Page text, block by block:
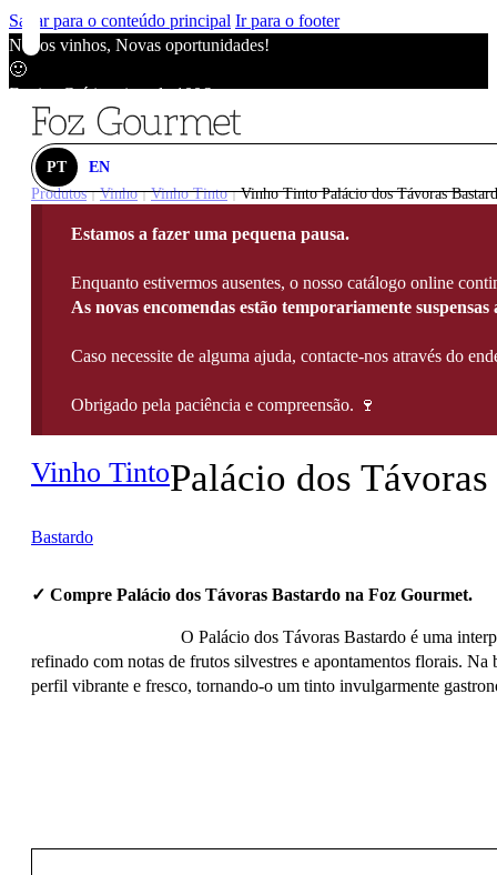
Saltar para o conteúdo principal Ir para o footer
Novos vinhos, Novas oportunidades!
🙂
Envios Grátis acima de 100€
Novos vinhos, Novas oportunidades!
Envios Grátis acima de 100€
Novos vinhos, Novas oportunidades!
Envios Grátis acima de 100€
PT
EN
Produtos | Vinho | Vinho Tinto | Vinho Tinto Palácio dos Távoras
Estamos a fazer uma pequena pausa.
Enquanto estivermos ausentes, o nosso catálogo online
As novas encomendas estão temporariamente suspensas
Caso necessite de alguma ajuda, contacte-nos através do
Obrigado pela paciência e compreensão. 🍷
Vinho TintoPalácio dos Távoras
Bastardo
✓ Compre Palácio dos Távoras Bastardo na Foz Gourmet.
O Palácio dos Távoras Bastardo é uma
refinado com notas de frutos silvestres e apontamentos florais.
perfil vibrante e fresco, tornando-o um tinto invulgarmente